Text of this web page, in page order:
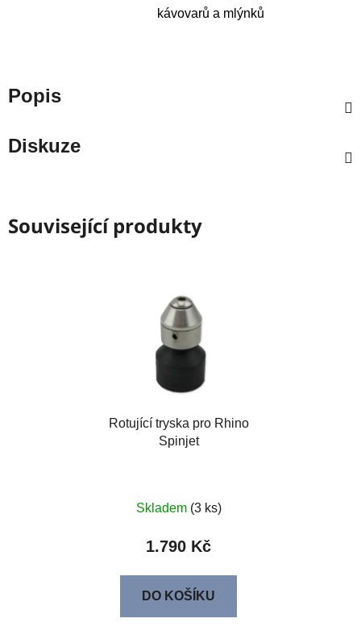
kávovarů a mlýnků
Popis
Diskuze
Související produkty
Rotující tryska pro Rhino
Spinjet
Skladem (3 ks)
1.790 Kč
DO KOŠÍKU